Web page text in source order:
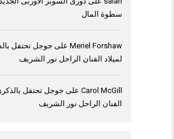
سطوة المال
Meriel Forshaw على
لميلاد الفنان الراحل نور الشريف
Carol McGill على
الفنان الراحل نور الشريف